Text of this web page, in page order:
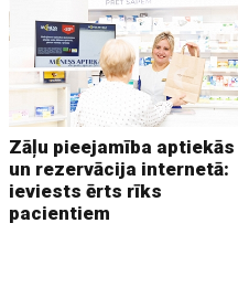
Zāļu pieejamība aptiekās
un rezervācija internetā:
ieviests ērts rīks
pacientiem